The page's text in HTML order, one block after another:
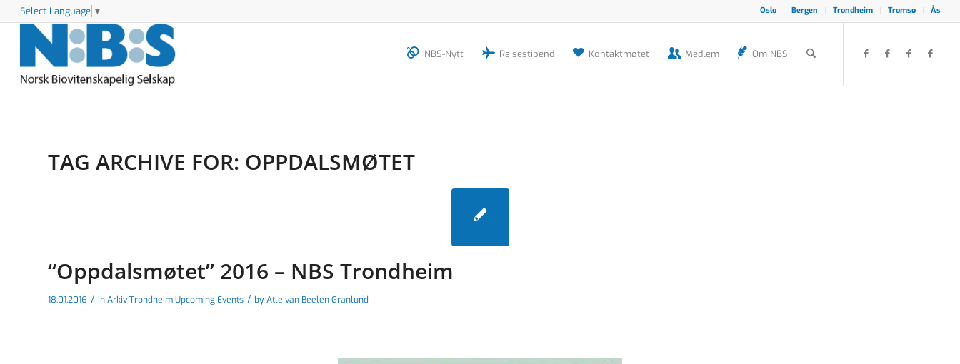
Select Language ▼ Oslo Bergen Trondheim Tromsø Ås
NBS-Nytt Reisestipend Kontaktmøtet Medlem Om NBS
TAG ARCHIVE FOR: OPPDALSMØTET
“Oppdalsmøtet” 2016 – NBS Trondheim
18.01.2016 / inArkiv Trondheim Upcoming Events / byAtle van Beelen Granlund